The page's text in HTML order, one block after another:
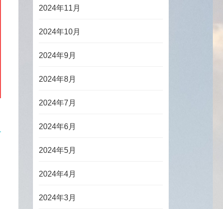
2024年11月
2024年10月
2024年9月
2024年8月
2024年7月
2024年6月
2024年5月
2024年4月
2024年3月